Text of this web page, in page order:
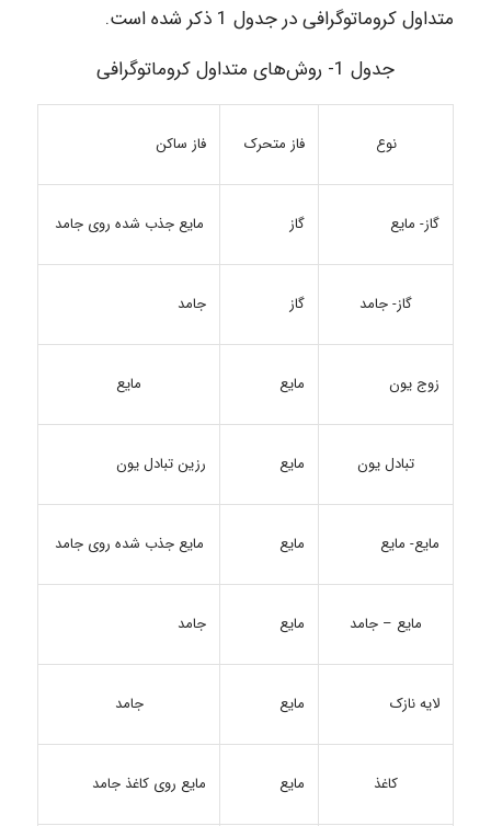
متداول کروماتوگرافی در جدول 1 ذکر شده است.
جدول 1- روش‌های متداول کروماتوگرافی
نوع فاز متحرک فاز ساکن
گاز- مایع گاز مایع جذب شده روی جامد
گاز- جامد گاز جامد
زوج یون مایع مایع
تبادل یون مایع رزین تبادل یون
مایع- مایع مایع مایع جذب شده روی جامد
مایع – جامد مایع جامد
لایه نازک مایع جامد
کاغذ مایع مایع روی کاغذ جامد